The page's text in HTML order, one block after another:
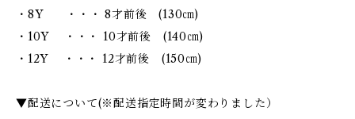
・8Y ・・・ 8才前後 (130㎝)
・10Y ・・・ 10才前後 (140㎝)
・12Y ・・・ 12才前後 (150㎝)
▼配送について(※配送指定時間が変わりました）